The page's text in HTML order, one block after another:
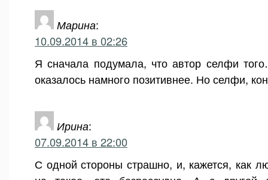
Марина:
10.09.2014 в 02:26
Я сначала подумала, что автор селфи
оказалось намного позитивнее. Но селфи,
Ирина:
07.09.2014 в 22:00
С одной стороны страшно, и, кажется, как